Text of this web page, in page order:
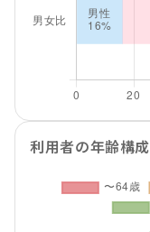
利用者の年齢構成